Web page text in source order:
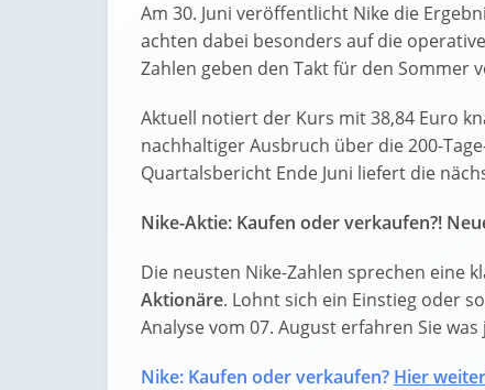
Am 30. Juni veröffentlicht Nike die
achten dabei besonders auf die
Zahlen geben den Takt für den Sommer
Aktuell notiert der Kurs mit 38,84 Euro
nachhaltiger Ausbruch über die 200-
Quartalsbericht Ende Juni liefert die
Nike-Aktie: Kaufen oder verkaufen?!
Die neusten Nike-Zahlen sprechen eine
Aktionäre. Lohnt sich ein Einstieg oder
Analyse vom 07. August erfahren Sie
Nike: Kaufen oder verkaufen? Hier